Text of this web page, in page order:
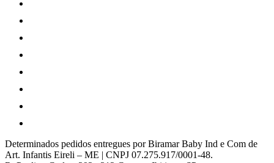
Determinados pedidos entregues por Biramar Baby Ind e Com de
Art. Infantis Eireli – ME | CNPJ 07.275.917/0001-48.